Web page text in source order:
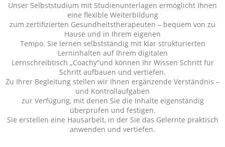
Unser Selbststudium mit Studienunterlagen ermöglicht Ihnen
eine flexible Weiterbildung
zum zertifizierten Gesundheitstherapeuten – bequem von zu
Hause und in Ihrem eigenen
Tempo. Sie lernen selbstständig mit klar strukturierten
Lerninhalten auf Ihrem digitalen
Lernschreibtisch „Coachy“und können Ihr Wissen Schritt für
Schritt aufbauen und vertiefen.
Zu Ihrer Begleitung stellen wir Ihnen ergänzende Verständnis –
und Kontrollaufgaben
zur Verfügung, mit denen Sie die Inhalte eigenständig
überprüfen und festigen.
Sie erstellen eine Hausarbeit, in der Sie das Gelernte praktisch
anwenden und vertiefen.